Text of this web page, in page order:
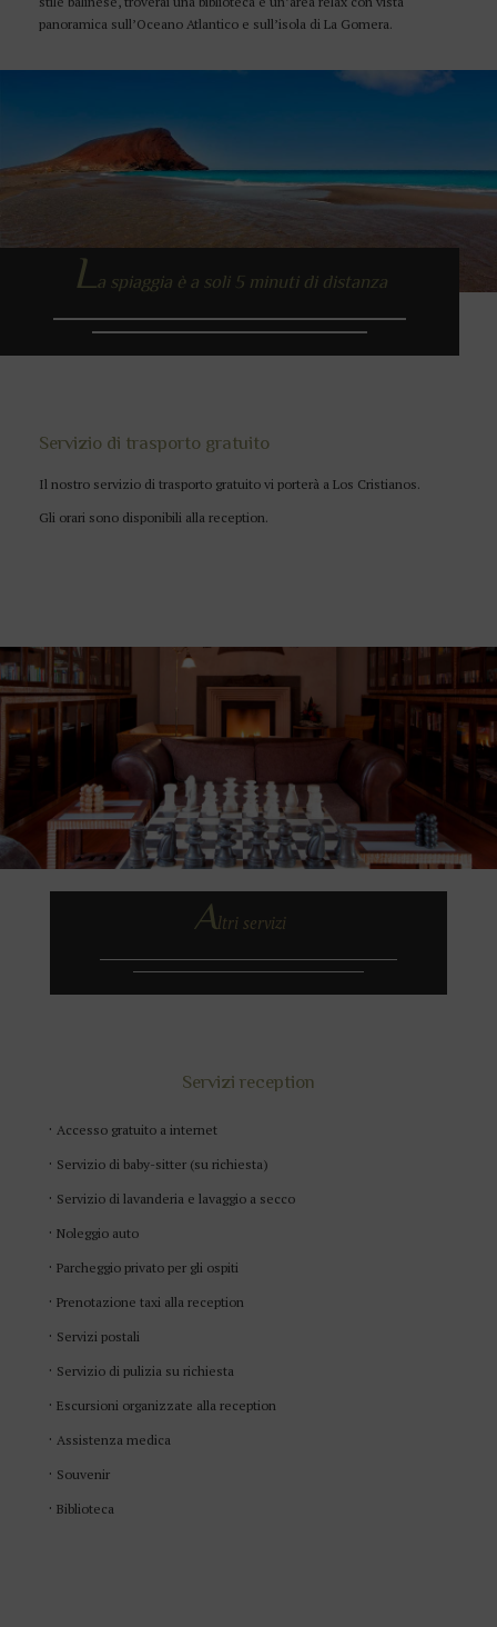
panoramica sull’Oceano Atlantico e sull’isola di La Gomera.
La spiaggia è a soli 5 minuti di distanza
Servizio di trasporto gratuito
Il nostro servizio di trasporto gratuito vi porterà a Los Cristianos.
Gli orari sono disponibili alla reception.
Altri servizi
Servizi reception
Accesso gratuito a internet
Servizio di baby-sitter (su richiesta)
Servizio di lavanderia e lavaggio a secco
Noleggio auto
Parcheggio privato per gli ospiti
Prenotazione taxi alla reception
Servizi postali
Servizio di pulizia su richiesta
Escursioni organizzate alla reception
Assistenza medica
Souvenir
Biblioteca